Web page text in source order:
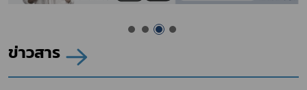
ข่าวสาร